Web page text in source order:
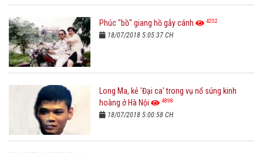
Phúc "bồ" giang hồ gẫy cánh 4252
18/07/2018 5:05:37 CH
Long Ma, kẻ 'Đại ca' trong vụ nổ súng kinh
hoàng ở Hà Nội
4898
18/07/2018 5:00:58 CH